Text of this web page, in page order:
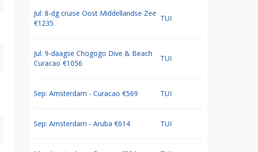
Jul: 8-dg cruise Oost Middellandse Zee
€1235
TUI
Jul: 9-daagse Chogogo Dive & Beach
Curacao €1056
TUI
Sep: Amsterdam - Curacao €569 TUI
Sep: Amsterdam - Aruba €614 TUI